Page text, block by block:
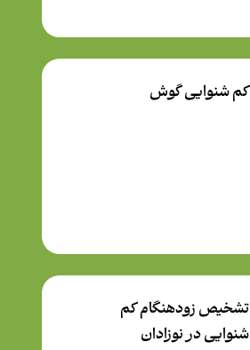
کم شنوایی گوش
تشخيص زودهنگام کم
شنوايي در نوزادان